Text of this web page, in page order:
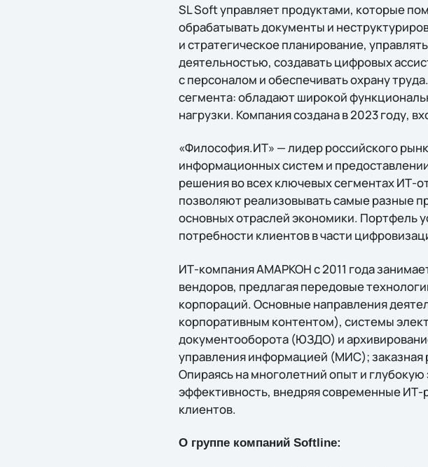
SL Soft управляет продуктами, которые
обрабатывать документы и
и стратегическое планирование,
деятельностью, создавать цифровых
с персоналом и обеспечивать охрану
сегмента: обладают широкой
нагрузки. Компания создана в 2023 году,
«Философия.ИТ» — лидер российского
информационных систем и
решения во всех ключевых сегментах ИТ-
позволяют реализовывать самые разные
основных отраслей экономики. Портфель
потребности клиентов в части
ИТ-компания АМАРКОН с 2011 года
вендоров, предлагая передовые
корпораций. Основные направления
корпоративным контентом), системы
документооборота (ЮЗДО) и
управления информацией (МИС); заказная
Опираясь на многолетний опыт и
эффективность, внедряя современные
клиентов.
О группе компаний Softline: